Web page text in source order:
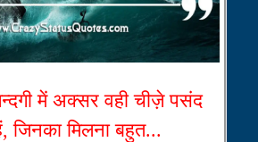
में अक्सर वही चीज़े पसंद
जिनका मिलना बहुत...